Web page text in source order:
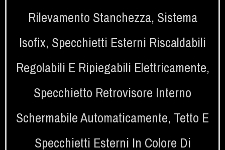
Rilevamento Stanchezza, Sistema
Isofix, Specchietti Esterni Riscaldabili
Regolabili E Ripiegabili Elettricamente,
Specchietto Retrovisore Interno
Schermabile Automaticamente, Tetto E
Specchietti Esterni In Colore Di